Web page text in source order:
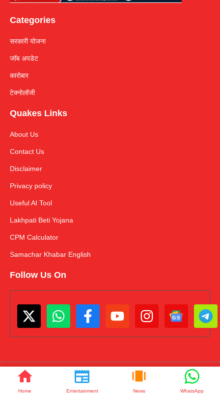
Home Entertainment News WhatsApp
Categories
सरकारी योजना
जॉब अपडेट
कारोबार
टेक्नोलॉजी
Quakes Links
About Us
Contact Us
Disclaimer
Privacy policy
Useful AI Tool
Lakhpati Beti Yojana
CPM Calculator
Samachar Khabar English
Follow Us On
© samacharkhabar.com • All rights reserved